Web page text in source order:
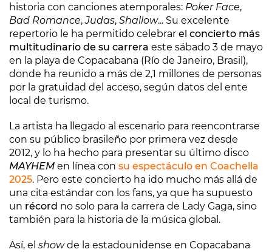
historia con canciones atemporales: Poker Face,
Bad Romance,Judas, Shallow... Su excelente
repertorio le ha permitido celebrar el concierto más
multitudinario de su carrera este sábado 3 de mayo
en la playa de Copacabana (Río de Janeiro, Brasil),
donde ha reunido a más de 2,1 millones de personas
por la gratuidad del acceso, según datos del ente
local de turismo.
La artista ha llegado al escenario para reencontrarse
con su público brasileño por primera vez desde
2012, y lo ha hecho para presentar su último disco
MAYHEM en línea con su espectáculo en Coachella
2025. Pero este concierto ha ido mucho más allá de
una cita estándar con los fans, ya que ha supuesto
un récord no solo para la carrera de Lady Gaga, sino
también para la historia de la música global.
Así, el showde la estadounidense en Copacabana